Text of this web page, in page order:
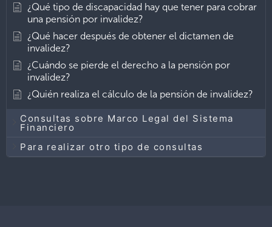
¿Qué tipo de discapacidad hay que tener para cobrar
una pensión por invalidez?
¿Qué hacer después de obtener el dictamen de
invalidez?
¿Cuándo se pierde el derecho a la pensión por
invalidez?
¿Quién realiza el cálculo de la pensión de invalidez?
Consultas sobre Marco Legal del Sistema
Financiero
Para realizar otro tipo de consultas